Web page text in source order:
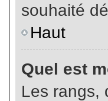
souhaité
Haut
Quel est
Les rangs,